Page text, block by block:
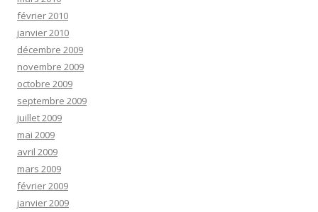
février 2010
janvier 2010
décembre 2009
novembre 2009
octobre 2009
septembre 2009
juillet 2009
mai 2009
avril 2009
mars 2009
février 2009
janvier 2009